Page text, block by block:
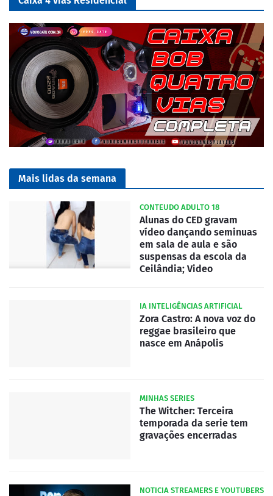
Mais lidas da semana
CONTEUDO ADULTO 18
Alunas do CED gravam
vídeo dançando seminuas
em sala de aula e são
suspensas da escola da
Ceilândia; Video
IA INTELIGÊNCIAS ARTIFICIAL
Zora Castro: A nova voz do
reggae brasileiro que
nasce em Anápolis
MINHAS SERIES
The Witcher: Terceira
temporada da serie tem
gravações encerradas
NOTICIA STREAMERS E YOUTUBERS